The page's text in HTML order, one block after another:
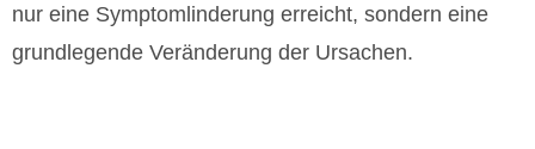
nur eine Symptomlinderung erreicht, sondern eine
grundlegende Veränderung der Ursachen.